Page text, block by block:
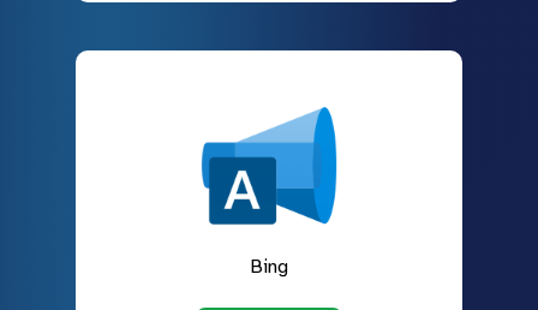
Bing